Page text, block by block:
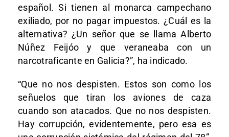
español. Si tienen al monarca campechano
exiliado, por no pagar impuestos. ¿Cuál es la
alternativa? ¿Un señor que se llama Alberto
Núñez Feijóo y que veraneaba con un
narcotraficante en Galicia?”, ha indicado.
“Que no nos despisten. Estos son como los
señuelos que tiran los aviones de caza
cuando son atacados. Que no nos despisten.
Hay corrupción, evidentemente, pero esa es